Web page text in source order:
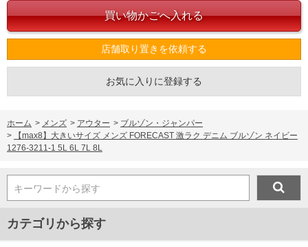
店舗取り置きを依頼する
お気に入りに登録する
ホーム > メンズ > アウター > ブルゾン・ジャンパー
>
【max8】大きいサイズ メンズ FORECAST 激ラク デニム ブルゾン ネイビー
1276-3211-1 5L 6L 7L 8L
キーワードから探す
カテゴリから探す